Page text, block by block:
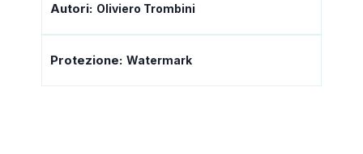
Autori: Oliviero Trombini
Protezione: Watermark